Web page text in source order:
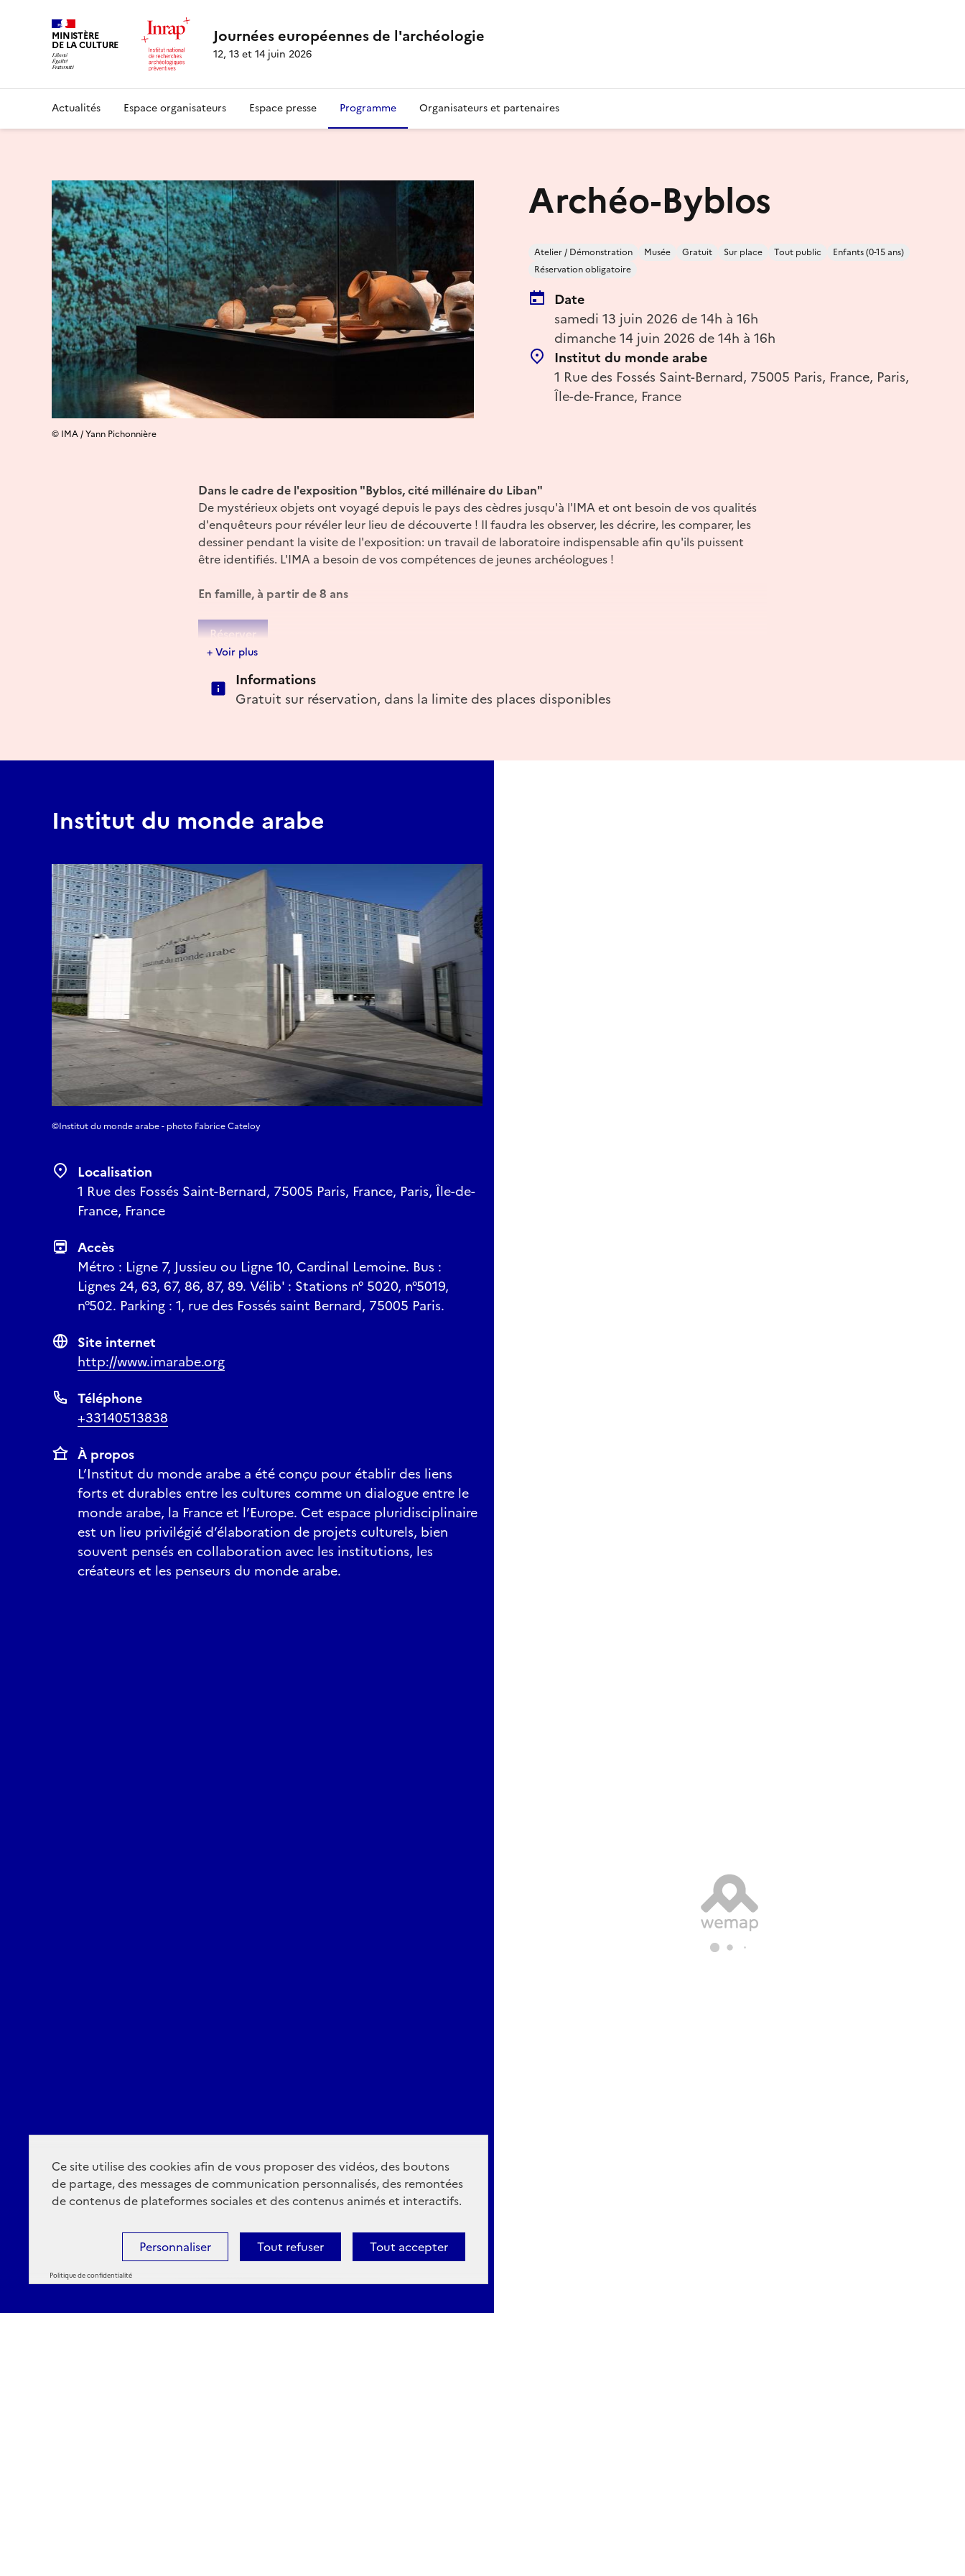
Ce site utilise des cookies afin de vous proposer des vidéos, des boutons
de partage, des messages de communication personnalisés, des remontées
de contenus de plateformes sociales et des contenus animés et interactifs.
Tout accepter
Tout refuser
Personnaliser
Politique de confidentialité
MINISTÈRE
DE LA CULTURE Journées européennes de l'archéologie
12, 13 et 14 juin 2026
Actualités Espace organisateurs Espace presse Programme Organisateurs et partenaires
Archéo-Byblos
Atelier / Démonstration Musée Gratuit Sur place Tout public
Enfants (0-15 ans)
Réservation obligatoire
Date
samedi 13 juin 2026 de 14h à 16h
dimanche 14 juin 2026 de 14h à 16h
Institut du monde arabe
1 Rue des Fossés Saint-Bernard, 75005 Paris, France, Paris,
Île-de-France, France
© IMA / Yann Pichonnière
Dans le cadre de l'exposition "Byblos, cité millénaire du Liban"
De mystérieux objets ont voyagé depuis le pays des cèdres jusqu'à l'IMA et ont besoin de vos qualités
d'enquêteurs pour révéler leur lieu de découverte ! Il faudra les observer, les décrire, les comparer, les
dessiner pendant la visite de l'exposition: un travail de laboratoire indispensable afin qu'ils puissent
être identifiés. L'IMA a besoin de vos compétences de jeunes archéologues !
En famille, à partir de 8 ans
Réserver
+ Voir plus
Informations
Gratuit sur réservation, dans la limite des places disponibles
Institut du monde arabe
©Institut du monde arabe - photo Fabrice Cateloy
Localisation
1 Rue des Fossés Saint-Bernard, 75005 Paris, France, Paris, Île-de-
France, France
Accès
Métro : Ligne 7, Jussieu ou Ligne 10, Cardinal Lemoine. Bus :
Lignes 24, 63, 67, 86, 87, 89. Vélib' : Stations n° 5020, n°5019,
n°502. Parking : 1, rue des Fossés saint Bernard, 75005 Paris.
Site internet
http://www.imarabe.org
Téléphone
+33140513838
À propos
L’Institut du monde arabe a été conçu pour établir des liens
forts et durables entre les cultures comme un dialogue entre le
monde arabe, la France et l’Europe. Cet espace pluridisciplinaire
est un lieu privilégié d’élaboration de projets culturels, bien
souvent pensés en collaboration avec les institutions, les
créateurs et les penseurs du monde arabe.